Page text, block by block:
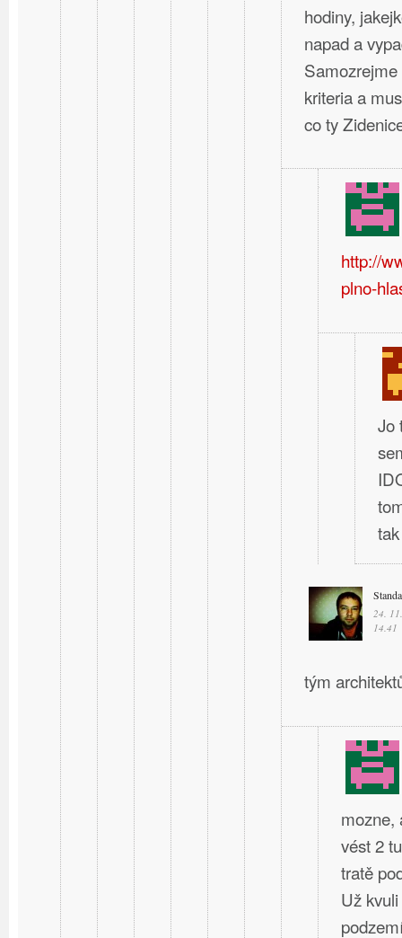
hodiny,
napad a
kriteria a
co ty
http://
plno-
Jo
24.
14.41
tým
mozne,
vést 2
tratě
Už